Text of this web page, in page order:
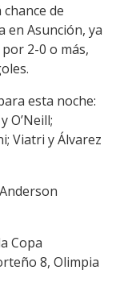
de
en Asunción, ya
2-0 o más,
esta noche:
O’Neill;
Viatri y Álvarez
Copa
8, Olimpia